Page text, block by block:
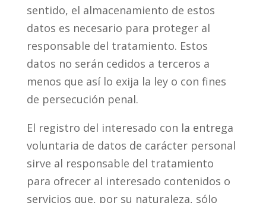
sentido, el almacenamiento de estos
datos es necesario para proteger al
responsable del tratamiento. Estos
datos no serán cedidos a terceros a
menos que así lo exija la ley o con fines
de persecución penal.
El registro del interesado con la entrega
voluntaria de datos de carácter personal
sirve al responsable del tratamiento
para ofrecer al interesado contenidos o
servicios que, por su naturaleza, sólo